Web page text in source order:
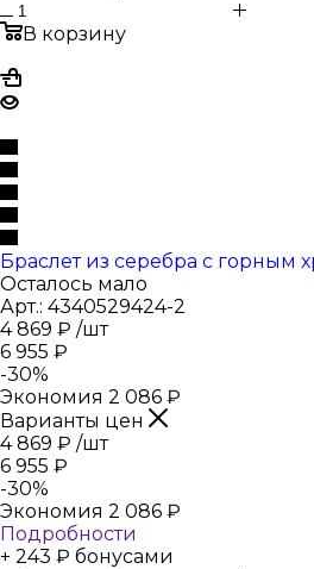
В корзину
Браслет из серебра с горным
Осталось мало
Арт.: 4340529424-2
4 869 ₽ /шт
6 955 ₽
-30%
Экономия 2 086 ₽
Варианты цен
4 869 ₽ /шт
6 955 ₽
-30%
Экономия 2 086 ₽
Подробности
+ 243 ₽ бонусами